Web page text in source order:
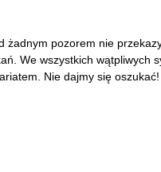
żadnym pozorem nie
We wszystkich wątpliwych
Nie dajmy się oszukać!